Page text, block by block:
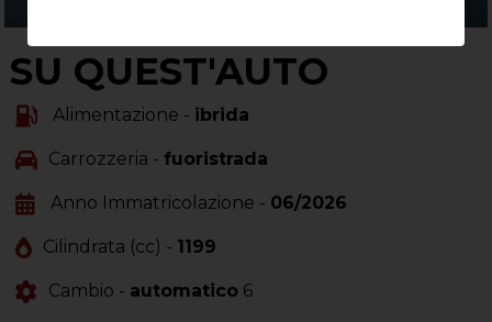
SU QUEST'AUTO
Alimentazione - ibrida
Carrozzeria -fuoristrada
Anno Immatricolazione - 06/2026
Cilindrata (cc) - 1199
Cambio - automatico 6